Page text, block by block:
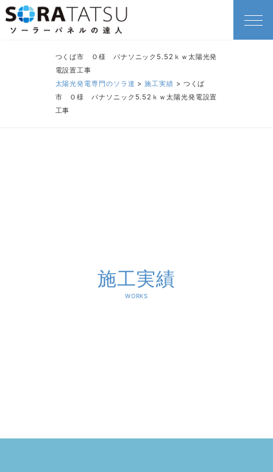
つくば市 Ｏ様 パナソニック5.52ｋｗ太陽光発
電設置工事
太陽光発電専門のソラ達 >施工実績 > つくば
市 Ｏ様 パナソニック5.52ｋｗ太陽光発電設置
工事
施工実績
WORKS